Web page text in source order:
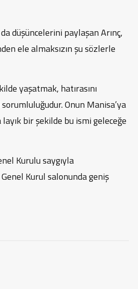
düşüncelerini paylaşan Arınç,
ele almaksızın şu sözlerle
yaşatmak, hatırasını
Onun Manisa’ya
bir şekilde bu ismi geleceğe
Kurulu saygıyla
Kurul salonunda geniş